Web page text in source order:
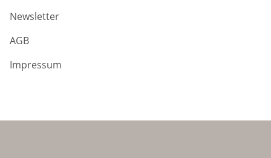
Newsletter
AGB
Impressum